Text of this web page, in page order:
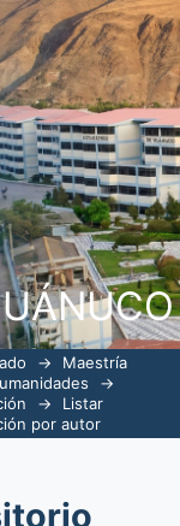
→
Maestría
→
→
Listar
por autor